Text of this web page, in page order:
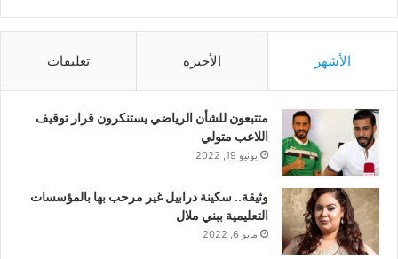
الأشهر الأخيرة تعليقات
متتبعون للشأن الرياضي يستنكرون قرار توقيف
اللاعب متولي
يونيو 19, 2022
وثيقة.. سكينة درابيل غير مرحب بها بالمؤسسات
التعليمية ببني ملال
مايو 6, 2022